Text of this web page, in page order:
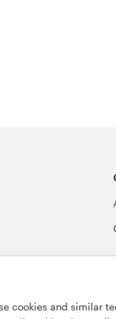
cookies and similar